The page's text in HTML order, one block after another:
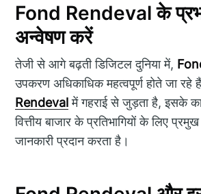
Fond Rendeval के
अन्वेषण करें
तेजी से आगे बढ़ती डिजिटल दुनिया में,
उपकरण अधिकाधिक महत्वपूर्ण होते जा
Rendevalमें गहराई से जुड़ता है, इसके
वित्तीय बाजार के प्रतिभागियों के लिए
जानकारी प्रदान करता है।